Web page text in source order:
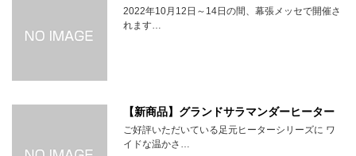
2022年10月12日～14日の間、幕張メッセで開催さ
れます…
【新商品】グランドサラマンダーヒーター
ご好評いただいている足元ヒーターシリーズに ワ
イドな温かさ…